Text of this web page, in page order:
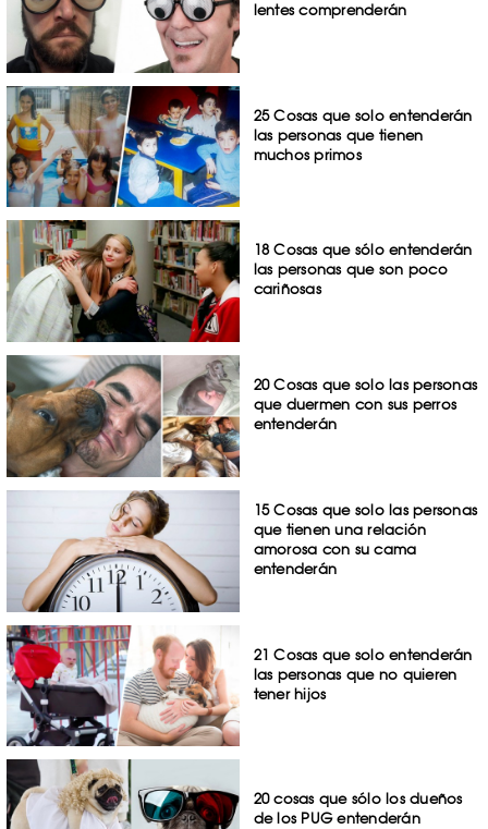
lentes comprenderán
25 Cosas que solo entenderán
las personas que tienen
muchos primos
18 Cosas que sólo entenderán
las personas que son poco
cariñosas
20 Cosas que solo las personas
que duermen con sus perros
entenderán
15 Cosas que solo las personas
que tienen una relación
amorosa con su cama
entenderán
21 Cosas que solo entenderán
las personas que no quieren
tener hijos
20 cosas que sólo los dueños
de los PUG entenderán